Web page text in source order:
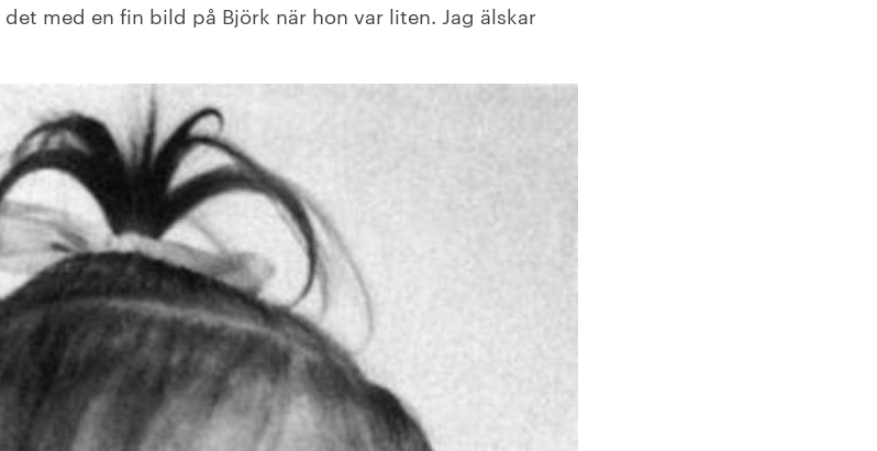
med en fin bild på Björk när hon var liten. Jag älskar